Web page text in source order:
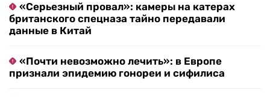
«Серьезный провал»: камеры на катерах
британского спецназа тайно передавали
данные в Китай
«Почти невозможно лечить»: в Европе
признали эпидемию гонореи и сифилиса